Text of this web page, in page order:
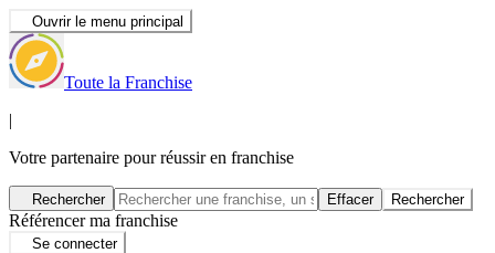
Ouvrir le menu principal
Toute la Franchise
|
Votre partenaire pour réussir en franchise
Rechercher Effacer Rechercher
Référencer ma franchise
Se connecter